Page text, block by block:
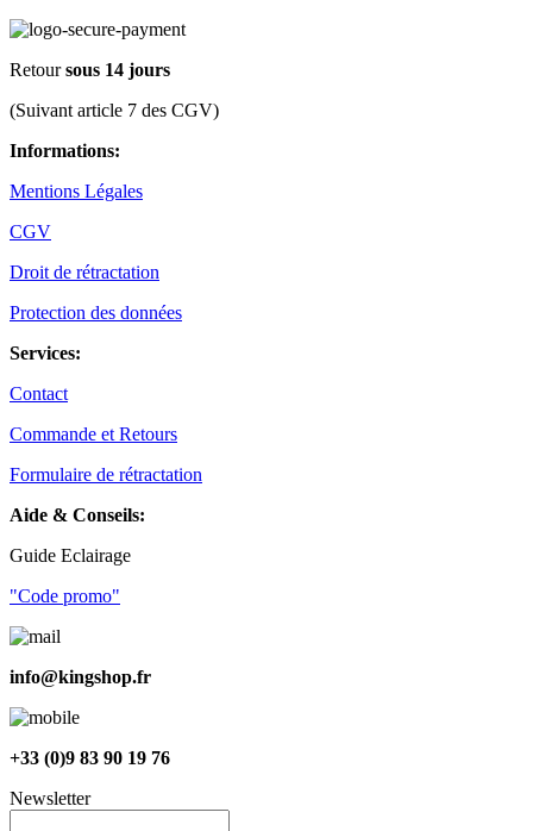
Retoursous 14 jours
(Suivant article 7 des CGV)
Informations:
Mentions Légales
CGV
Droit de rétractation
Protection des données
Services:
Contact
Commande et Retours
Formulaire de rétractation
Aide & Conseils:
Guide Eclairage
"Code promo"
info@kingshop.fr
+33 (0)9 83 90 19 76
Newsletter